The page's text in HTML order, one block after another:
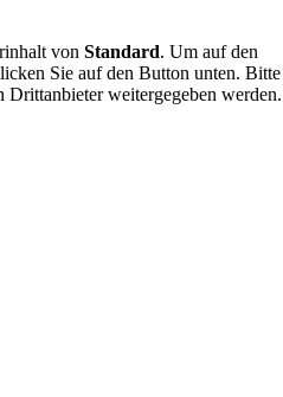
vonStandard. Um auf den
Sie auf den Button unten. Bitte
Drittanbieter weitergegeben werden.